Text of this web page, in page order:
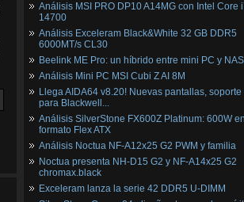
Análisis MSI PRO DP10 A14MG con Intel Core
14700
Análisis Exceleram Black&White 32 GB DDR5
6000MT/s CL30
Beelink ME Pro: un híbrido entre mini PC y NAS
Análisis Mini PC MSI Cubi Z AI 8M
Llega AIDA64 v8.20! Nuevas pantallas, soporte
para Blackwell...
Análisis SilverStone FX600Z Platinum: 600W
formato Flex ATX
Análisis Noctua NF-A12x25 G2 PWM y familia
Noctua presenta NH-D15 G2 y NF-A14x25 G2
chromax.black
Exceleram lanza la serie 42 DDR5 U-DIMM